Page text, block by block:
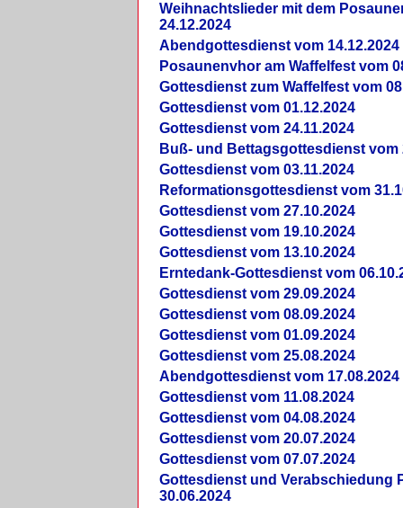
Weihnachtslieder mit dem
24.12.2024
Abendgottesdienst vom 14.12.2024
Posaunenvhor am Waffelfest vom
Gottesdienst zum Waffelfest vom
Gottesdienst vom 01.12.2024
Gottesdienst vom 24.11.2024
Buß- und Bettagsgottesdienst vom
Gottesdienst vom 03.11.2024
Reformationsgottesdienst vom
Gottesdienst vom 27.10.2024
Gottesdienst vom 19.10.2024
Gottesdienst vom 13.10.2024
Erntedank-Gottesdienst vom
Gottesdienst vom 29.09.2024
Gottesdienst vom 08.09.2024
Gottesdienst vom 01.09.2024
Gottesdienst vom 25.08.2024
Abendgottesdienst vom 17.08.2024
Gottesdienst vom 11.08.2024
Gottesdienst vom 04.08.2024
Gottesdienst vom 20.07.2024
Gottesdienst vom 07.07.2024
Gottesdienst und Verabschiedung
30.06.2024